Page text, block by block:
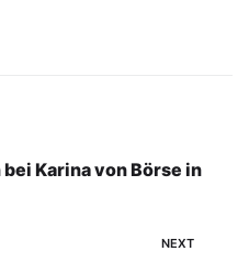
Karina von Börse in
NEXT